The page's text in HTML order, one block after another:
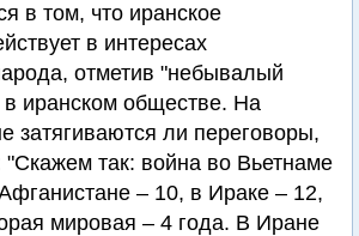
в том, что иранское
в интересах
отметив "небывалый
в иранском обществе. На
затягиваются ли переговоры,
"Скажем так: война во Вьетнаме
– 10, в Ираке – 12,
мировая – 4 года. В Иране